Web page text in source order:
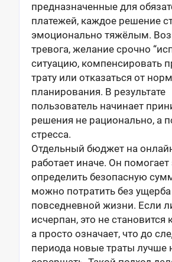
предназначенные для
платежей, каждое решение
эмоционально тяжёлым.
тревога, желание срочно
ситуацию, компенсировать
трату или отказаться от
планирования. В результате
пользователь начинает
решения не рационально, а
стресса.
Отдельный бюджет на
работает иначе. Он помогает
определить безопасную
можно потратить без
повседневной жизни. Если
исчерпан, это не становится
а просто означает, что до
периода новые траты лучше